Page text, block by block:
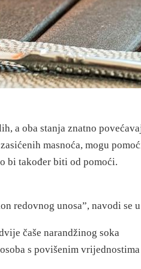
a oba stanja znatno
masnoća, mogu
bi također biti od pomoći.
redovnog unosa”, navodi se
čaše narandžinog soka
s povišenim